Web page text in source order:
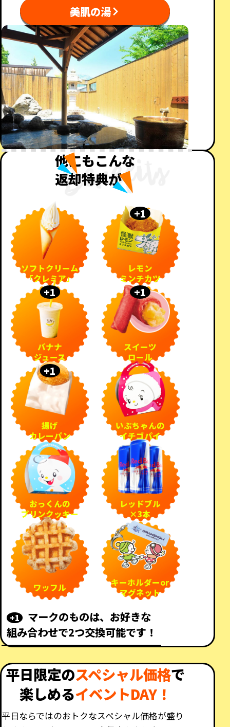
美肌の湯
他にもこんな
返却特典が！
ソフトクリーム
「クレミア」
レモン
ミンチカツ
バナナ
ジュース
スイーツ
ロール
揚げ
カレーパン
いぶちゃんの
イチゴパイ
おっくんの
プリンクッキー
レッドブル
×3本
ワッフル
キーホルダーor
マグネット
+1
マークのものは、お好きな
組み合わせで2つ交換可能です！
平日限定のスペシャル価格で
楽しめるイベントDAY！
平日ならではのおトクなスペシャル価格が盛り